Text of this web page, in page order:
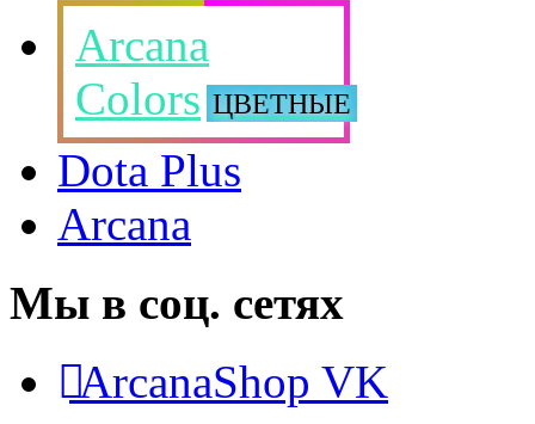
Arcana
Colors ЦВЕТНЫЕ
Dota Plus
Arcana
Мы в соц. сетях
ArcanaShop VK